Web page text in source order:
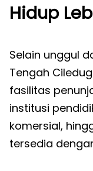
Hidup
Selain unggul
Tengah
fasilitas
institusi
komersial,
tersedia